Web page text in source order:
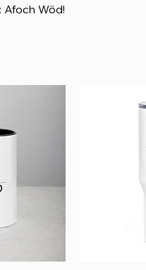
Afoch Wöd!